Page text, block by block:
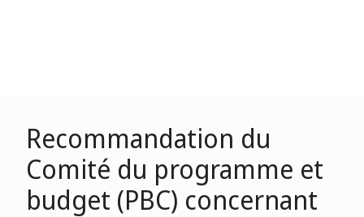
Recommandation du
Comité du programme et
budget (PBC) concernant